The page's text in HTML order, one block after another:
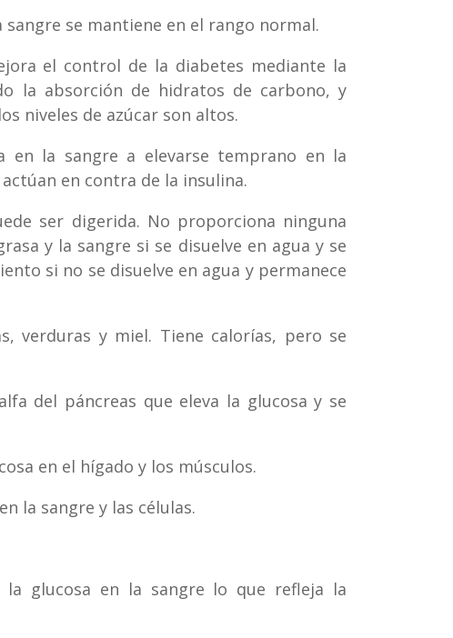
sangre se mantiene en el rango normal.
el control de la diabetes mediante la
la absorción de hidratos de carbono, y
niveles de azúcar son altos.
en la sangre a elevarse temprano en la
en contra de la insulina.
ser digerida. No proporciona ninguna
y la sangre si se disuelve en agua y se
si no se disuelve en agua y permanece
verduras y miel. Tiene calorías, pero se
del páncreas que eleva la glucosa y se
en el hígado y los músculos.
la sangre y las células.
la glucosa en la sangre lo que refleja la